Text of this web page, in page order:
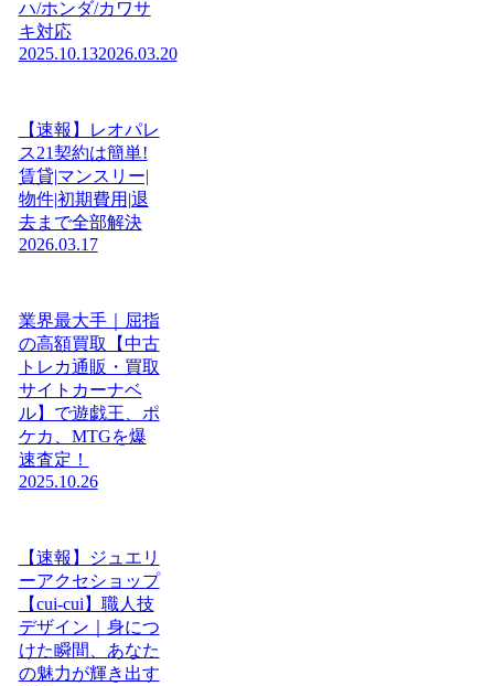
ハ/ホンダ/カワサ
キ対応
2025.10.132026.03.20
【速報】レオパレ
ス21契約は簡単!
賃貸|マンスリー|
物件|初期費用|退
去まで全部解決
2026.03.17
業界最大手｜屈指
の高額買取【中古
トレカ通販・買取
サイトカーナベ
ル】で遊戯王、ポ
ケカ、MTGを爆
速査定！
2025.10.26
【速報】ジュエリ
ーアクセショップ
【cui-cui】職人技
デザイン｜身につ
けた瞬間、あなた
の魅力が輝き出す